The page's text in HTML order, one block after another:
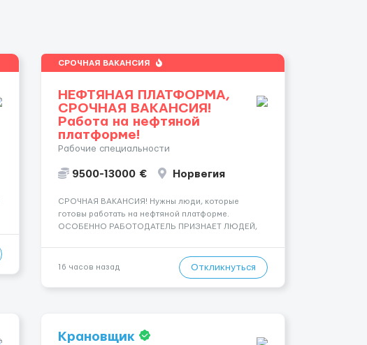
СРОЧНАЯ ВАКАНСИЯ
НЕФТЯНАЯ ПЛАТФОРМА,
СРОЧНАЯ ВАКАНСИЯ!
Работа на нефтяной
платформе!
Рабочие специальности
9500-13000 € Норвегия
СРОЧНАЯ ВАКАНСИЯ! Нужны люди, которые
готовы работать на нефтяной платформе.
ОСОБЕННО РАБОТОДАТЕЛЬ ПРИЗНАЕТ ЛЮДЕЙ,
Помощник сварщика, Помощник механика (
стыковка метала, зачистка метала, подготовка
16 часов назад Откликнуться
Крановщик